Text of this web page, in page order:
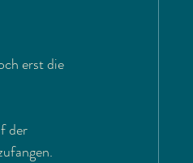
erst die
der